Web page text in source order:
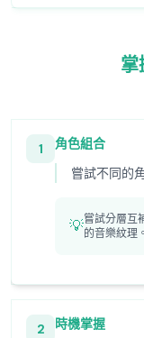
掌
1
角色組合
嘗試不同的
💡嘗試分層互
的音樂紋理。
2 時機掌握